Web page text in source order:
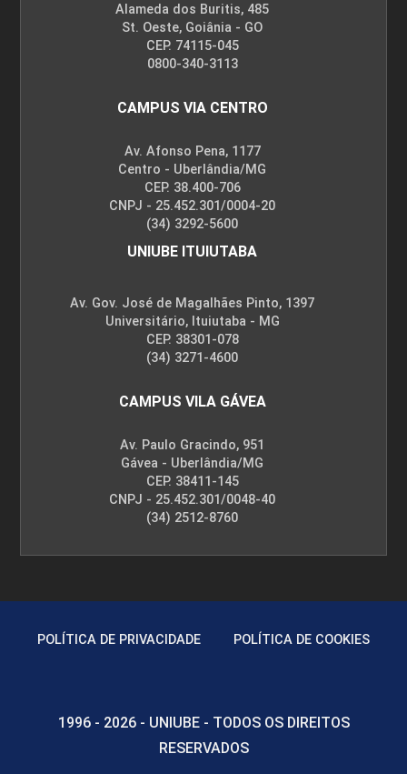
Alameda dos Buritis, 485
St. Oeste, Goiânia - GO
CEP. 74115-045
0800-340-3113
CAMPUS VIA CENTRO
Av. Afonso Pena, 1177
Centro - Uberlândia/MG
CEP. 38.400-706
CNPJ - 25.452.301/0004-20
(34) 3292-5600
UNIUBE ITUIUTABA
Av. Gov. José de Magalhães Pinto, 1397
Universitário, Ituiutaba - MG
CEP. 38301-078
(34) 3271-4600
CAMPUS VILA GÁVEA
Av. Paulo Gracindo, 951
Gávea - Uberlândia/MG
CEP. 38411-145
CNPJ - 25.452.301/0048-40
(34) 2512-8760
POLÍTICA DE PRIVACIDADE POLÍTICA DE COOKIES
1996 - 2026 - UNIUBE - TODOS OS DIREITOS
RESERVADOS